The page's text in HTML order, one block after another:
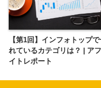
【第1回】インフォトップ
れているカテゴリは？ | ア
イトレポート